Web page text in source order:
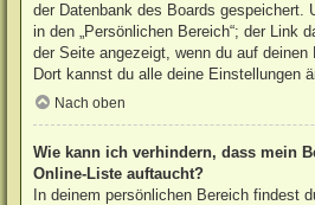
der Datenbank des Boards gespeichert.
in den „Persönlichen Bereich“; der Link
der Seite angezeigt, wenn du auf
Dort kannst du alle deine Einstellungen
Nach oben
Wie kann ich verhindern, dass mein
Online-Liste auftaucht?
In deinem persönlichen Bereich findest